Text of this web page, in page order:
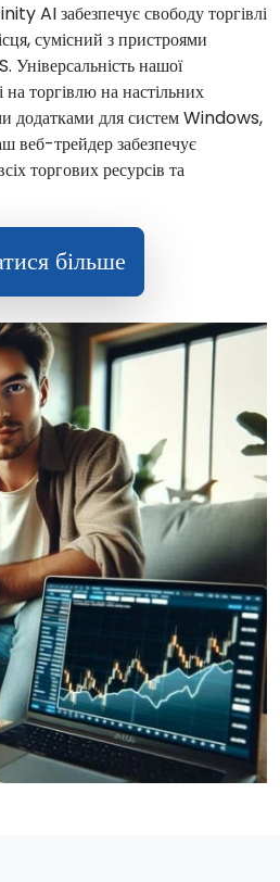
AI забезпечує свободу торгівлі
сумісний з пристроями
нашої
торгівлю на настільних
додатками для систем Windows,
веб-трейдер забезпечує
торгових ресурсів та
більше